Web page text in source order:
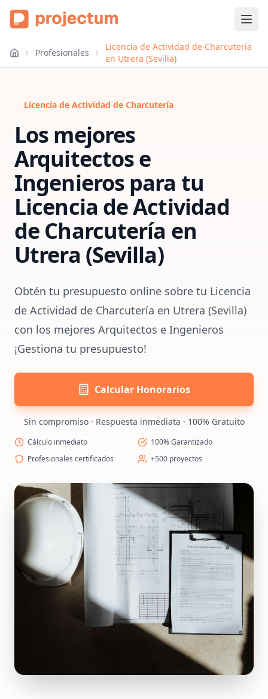
Profesionales
Licencia de Actividad de Charcutería
en Utrera (Sevilla)
Licencia de Actividad de Charcutería
Los mejores
Arquitectos e
Ingenieros para tu
Licencia de Actividad
de Charcutería en
Utrera (Sevilla)
Obtén tu presupuesto online sobre tu Licencia
de Actividad de Charcutería en Utrera (Sevilla)
con los mejores Arquitectos e Ingenieros
¡Gestiona tu presupuesto!
Calcular Honorarios
Sin compromiso · Respuesta inmediata · 100% Gratuito
Cálculo inmediato
100% Garantizado
Profesionales certificados
+500 proyectos